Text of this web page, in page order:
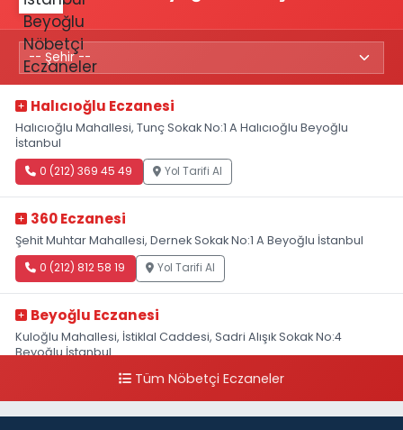
Halıcıoğlu Eczanesi
Halıcıoğlu Mahallesi, Tunç Sokak No:1 A Halıcıoğlu Beyoğlu
İstanbul
0 (212) 369 45 49 Yol Tarifi Al
360 Eczanesi
Şehit Muhtar Mahallesi, Dernek Sokak No:1 A Beyoğlu İstanbul
0 (212) 812 58 19 Yol Tarifi Al
Beyoğlu Eczanesi
Kuloğlu Mahallesi, İstiklal Caddesi, Sadri Alışık Sokak No:4
Beyoğlu İstanbul
0 (212) 522 03 18 Yol Tarifi Al
Tüm Nöbetçi Eczaneler